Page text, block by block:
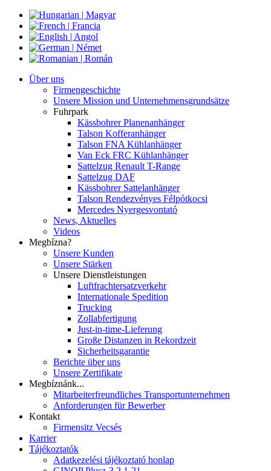
Über uns
Firmengeschichte
Unsere Mission und Unternehmensgrundsätze
Fuhrpark
Kässbohrer Planenanhänger
Talson Kofferanhänger
Talson FNA Kühlanhänger
Van Eck FRC Kühlanhänger
Sattelzug Renault T-Range
Sattelzug DAF
Kässbohrer Sattelanhänger
Talson Rendezvényes Félpótkocsi
Mercedes Nyergesvontató
News, Aktuelles
Videos
Megbízna?
Unsere Kunden
Unsere Stärken
Unsere Dienstleistungen
Luftfrachtersatzverkehr
Internationale Spedition
Trucking
Zollabfertigung
Just-in-time-Lieferung
Große Distanzen in Rekordzeit
Sicherheitsgarantie
Berichte über uns
Unsere Zertifikate
Megbíznánk...
Mitarbeiterfreundliches Transportunternehmen
Anforderungen für Bewerber
Kontakt
Firmensitz Vecsés
Karrier
Tájékoztatók
Adatkezelési tájékoztató honlap